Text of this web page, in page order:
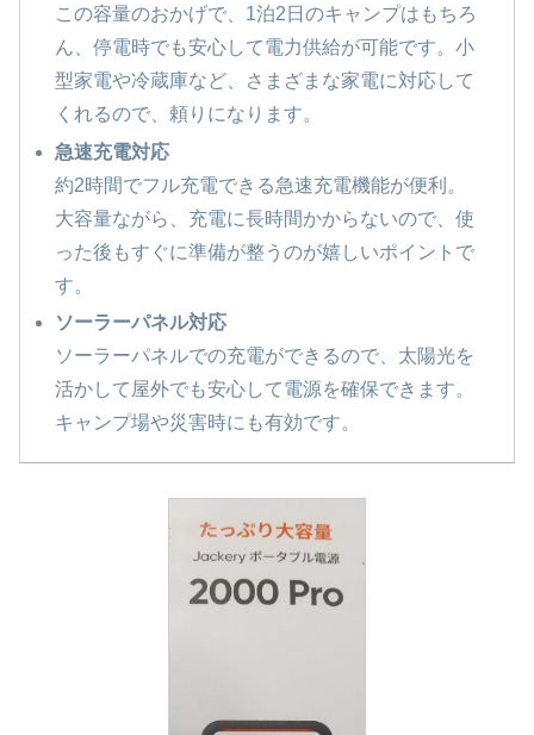
この容量のおかげで、1泊2日のキャンプはもちろ
ん、停電時でも安心して電力供給が可能です。小
型家電や冷蔵庫など、さまざまな家電に対応して
くれるので、頼りになります。
急速充電対応
約2時間でフル充電できる急速充電機能が便利。
大容量ながら、充電に長時間かからないので、使
った後もすぐに準備が整うのが嬉しいポイントで
す。
ソーラーパネル対応
ソーラーパネルでの充電ができるので、太陽光を
活かして屋外でも安心して電源を確保できます。
キャンプ場や災害時にも有効です。